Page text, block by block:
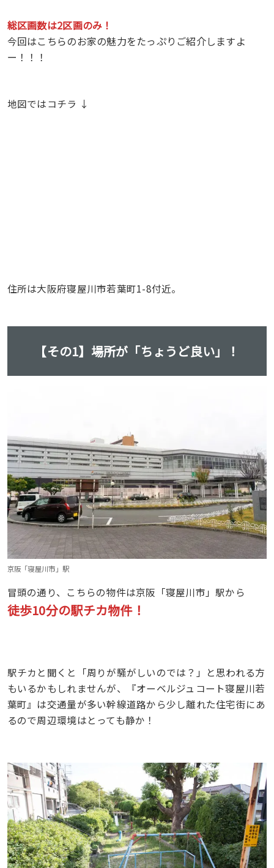
総区画数は2区画のみ！
今回はこちらのお家の魅力をたっぷりご紹介しますよ
ー！！！
地図ではコチラ ↓
住所は大阪府寝屋川市若葉町1-8付近。
【その1】 場所が「ちょうど良い」！
京阪「寝屋川市」駅
冒頭の通り、こちらの物件は京阪「寝屋川市」駅から
徒歩10分の駅チカ物件！
駅チカと聞くと「周りが騒がしいのでは？」と思われる方
もいるかもしれませんが、『オーベルジュコート寝屋川若
葉町』は交通量が多い幹線道路から少し離れた住宅街にあ
るので周辺環境はとっても静か！